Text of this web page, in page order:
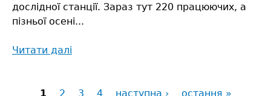
дослідної станції. Зараз тут 220 працюючих, а
пізньої осені...
Читати далі
1 2 3 4 наступна › остання »